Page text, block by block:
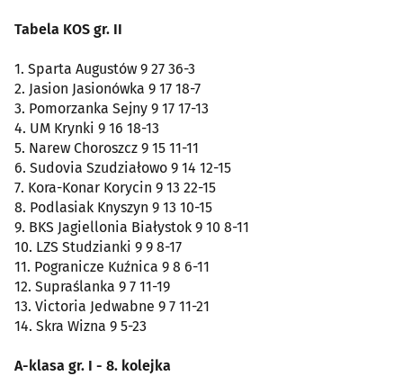
Tabela KOS gr. II
1. Sparta Augustów 9 27 36-3
2. Jasion Jasionówka 9 17 18-7
3. Pomorzanka Sejny 9 17 17-13
4. UM Krynki 9 16 18-13
5. Narew Choroszcz 9 15 11-11
6. Sudovia Szudziałowo 9 14 12-15
7. Kora-Konar Korycin 9 13 22-15
8. Podlasiak Knyszyn 9 13 10-15
9. BKS Jagiellonia Białystok 9 10 8-11
10. LZS Studzianki 9 9 8-17
11. Pogranicze Kuźnica 9 8 6-11
12. Supraślanka 9 7 11-19
13. Victoria Jedwabne 9 7 11-21
14. Skra Wizna 9 5-23
A-klasa gr. I - 8. kolejka